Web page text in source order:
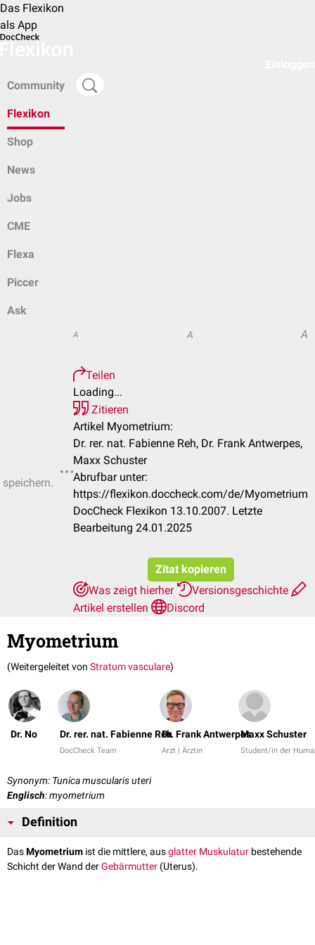
Das Flexikon
als App
Community
Flexikon
Shop
News
Jobs
CME
Flexa
Piccer
Ask
A A A
Teilen
Loading...
Zitieren
Artikel Myometrium:
Dr. rer. nat. Fabienne Reh, Dr. Frank Antwerpes,
Maxx Schuster
Abrufbar unter:
https://flexikon.doccheck.com/de/Myometrium
DocCheck Flexikon 13.10.2007. Letzte
Bearbeitung 24.01.2025
Zitat kopieren
Was zeigt hierher
Versionsgeschichte
Artikel erstellen
Discord
Myometrium
(Weitergeleitet von Stratum vasculare)
Dr. No Dr. rer. nat. Fabienne Reh
DocCheck Team
Dr. Frank Antwerpes
Arzt | Ärztin
Maxx Schuster
Student/in der
Synonym: Tunica muscularis uteri
Englisch: myometrium
Definition
DasMyometrium ist die mittlere, ausglatter Muskulatur bestehende
Schicht der Wand derGebärmutter (Uterus).